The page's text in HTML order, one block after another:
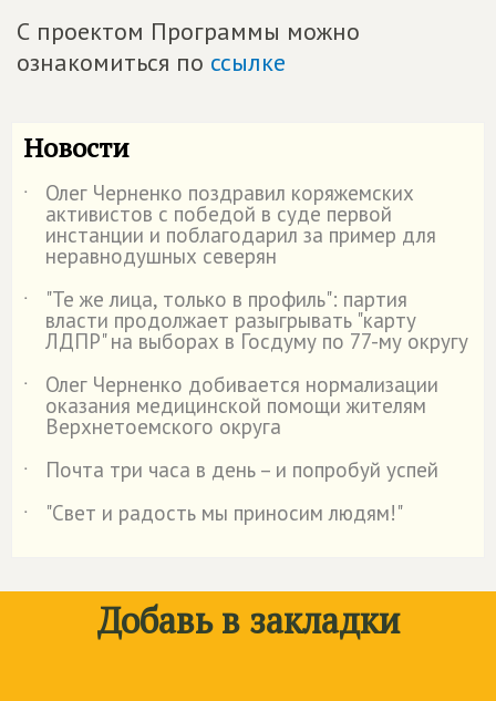
С проектом Программы можно
ознакомиться по ссылке
Новости
˙ Олег Черненко поздравил коряжемских
активистов с победой в суде первой
инстанции и поблагодарил за пример для
неравнодушных северян
˙
"Те же лица, только в профиль": партия
власти продолжает разыгрывать "карту
ЛДПР" на выборах в Госдуму по 77-му округу
˙
Олег Черненко добивается нормализации
оказания медицинской помощи жителям
Верхнетоемского округа
˙
Почта три часа в день – и попробуй успей
˙
"Свет и радость мы приносим людям!"
Добавь в закладки